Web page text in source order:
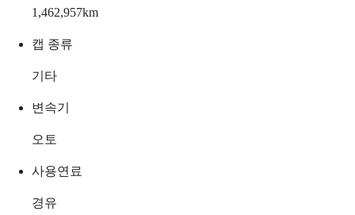
1,462,957km
캡 종류
기타
변속기
오토
사용연료
경유